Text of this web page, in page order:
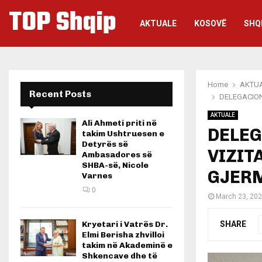
TOP Shqip AKTUALE KOSOVË
Home
AKTUALE
March 23,
SHARE
Recent Posts
Ali Ahmeti priti në
takim Ushtruesen e
Detyrës së
Ambasadores së
SHBA-së, Nicole
Varnes
0
Kryetari i Vatrës Dr.
Elmi Berisha zhvilloi
takim në Akademinë e
Shkencave dhe të